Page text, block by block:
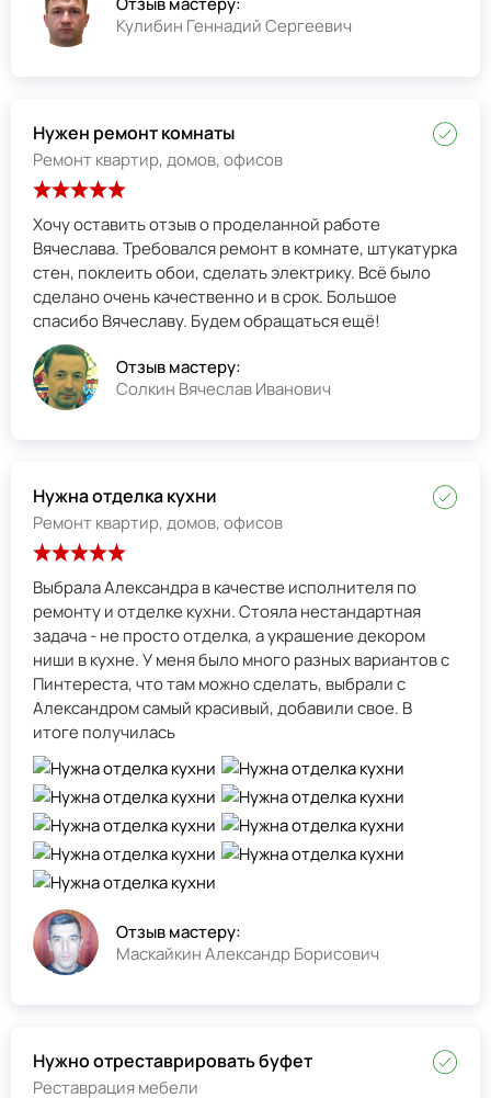
Кулибин Геннадий Сергеевич
Нужен ремонт комнаты
Ремонт квартир, домов, офисов
Хочу оставить отзыв о проделанной работе
Вячеслава. Требовался ремонт в комнате, штукатурка
стен, поклеить обои, сделать электрику. Всё было
сделано очень качественно и в срок. Большое
спасибо Вячеславу. Будем обращаться ещё!
Отзыв мастеру:
Солкин Вячеслав Иванович
Нужна отделка кухни
Ремонт квартир, домов, офисов
Выбрала Александра в качестве исполнителя по
ремонту и отделке кухни. Стояла нестандартная
задача - не просто отделка, а украшение декором
ниши в кухне. У меня было много разных вариантов с
Пинтереста, что там можно сделать, выбрали с
Александром самый красивый, добавили свое. В
итоге получилась
Отзыв мастеру:
Маскайкин Александр Борисович
Нужно отреставрировать буфет
Реставрация мебели